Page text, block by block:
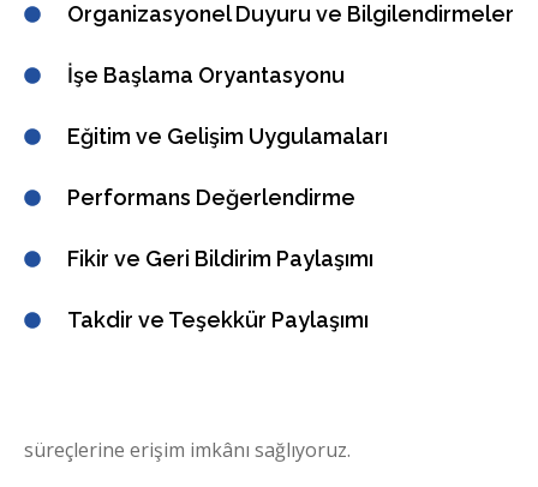
Organizasyonel Duyuru ve Bilgilendirmeler
İşe Başlama Oryantasyonu
Eğitim ve Gelişim Uygulamaları
Performans Değerlendirme
Fikir ve Geri Bildirim Paylaşımı
Takdir ve Teşekkür Paylaşımı
süreçlerine erişim imkânı sağlıyoruz.